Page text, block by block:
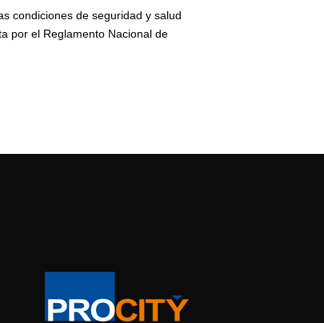
condiciones de seguridad y salud
por el Reglamento Nacional de